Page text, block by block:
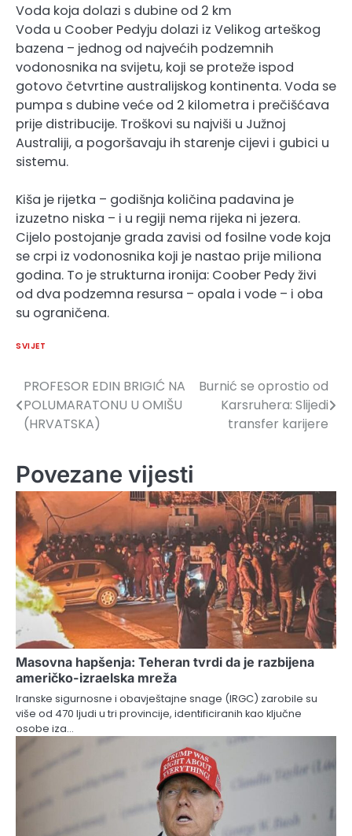
Voda koja dolazi s dubine od 2 km
Voda u Coober Pedyju dolazi iz Velikog arteškog
bazena – jednog od najvećih podzemnih
vodonosnika na svijetu, koji se proteže ispod
gotovo četvrtine australijskog kontinenta. Voda se
pumpa s dubine veće od 2 kilometra i prečišćava
prije distribucije. Troškovi su najviši u Južnoj
Australiji, a pogoršavaju ih starenje cijevi i gubici u
sistemu.
Kiša je rijetka – godišnja količina padavina je
izuzetno niska – i u regiji nema rijeka ni jezera.
Cijelo postojanje grada zavisi od fosilne vode koja
se crpi iz vodonosnika koji je nastao prije miliona
godina. To je strukturna ironija: Coober Pedy živi
od dva podzemna resursa – opala i vode – i oba
su ograničena.
SVIJET
Navigacija
članaka
PROFESOR EDIN BRIGIĆ NA
POLUMARATONU U OMIŠU
(HRVATSKA)
Burnić se oprostio od
Karsruhera: Slijedi
transfer karijere
Povezane vijesti
Masovna hapšenja: Teheran tvrdi da je razbijena
američko-izraelska mreža
Iranske sigurnosne i obavještajne snage (IRGC) zarobile su
više od 470 ljudi u tri provincije, identificiranih kao ključne
osobe iza…